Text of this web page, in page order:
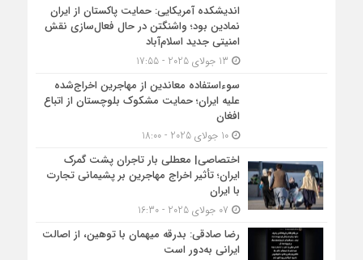
اندیشکده آمریکایی: حمایت پاکستان از ایران
نمادین بود؛ واشنگتن در حال فعال‌سازی نقش
امنیتی جدید اسلام‌آباد
سوءاستفاده معاندین از مهاجرین اخراج‌شده
علیه ایران؛ حمایت مشکوک بلوچستان از اتباع
افغان
10 جولای 2025 - 18:00
اختصاصی| معطلی بار تاجران پشت گمرک
ایران؛ تأثیر اخراج مهاجرین بر پشیمانی تجارت
با ایران
رضا صادقی: بدرقه میهمان با توهین، از اصالت
ایرانی به‌دور است